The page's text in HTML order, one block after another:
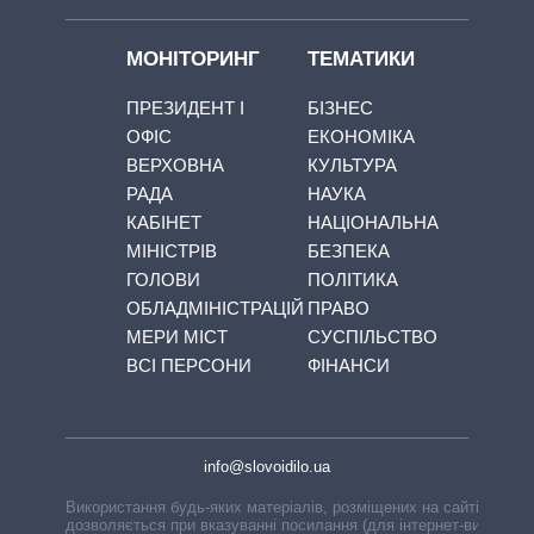
МОНІТОРИНГ
ПРЕЗИДЕНТ І
ОФІС
ВЕРХОВНА
РАДА
КАБІНЕТ
МІНІСТРІВ
ГОЛОВИ
ОБЛАДМІНІСТРАЦІЙ
МЕРИ МІСТ
ВСІ ПЕРСОНИ
ТЕМАТИКИ
БІЗНЕС
ЕКОНОМІКА
КУЛЬТУРА
НАУКА
НАЦІОНАЛЬНА
БЕЗПЕКА
ПОЛІТИКА
ПРАВО
СУСПІЛЬСТВО
ФІНАНСИ
info@slovoidilo.ua
Використання будь-яких матеріалів, розміщених на сайті,
дозволяється при вказуванні посилання (для інтернет-видань